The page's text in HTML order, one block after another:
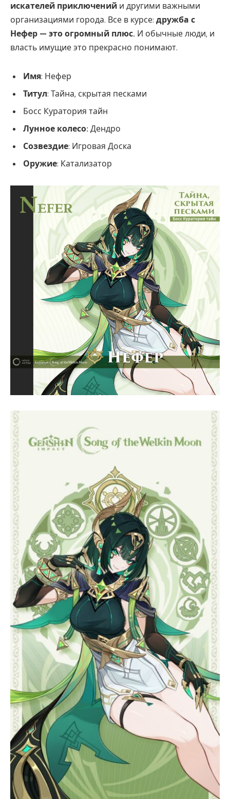
искателей приключений и другими важными
организациями города. Все в курсе: дружба с
Нефер — это огромный плюс. И обычные люди, и
власть имущие это прекрасно понимают.
Имя: Нефер
Титул: Тайна, скрытая песками
Босс Куратория тайн
Лунное колесо: Дендро
Созвездие: Игровая Доска
Оружие: Катализатор